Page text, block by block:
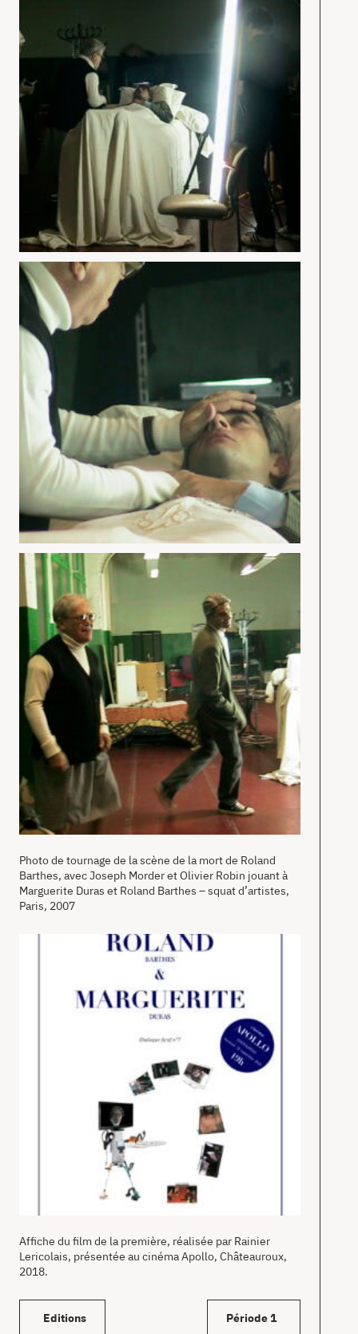
Photo de tournage de la scène de la mort de Roland
Barthes, avec Joseph Morder et Olivier Robin jouant à
Marguerite Duras et Roland Barthes – squat d’artistes,
Paris, 2007
Affiche du film de la première, réalisée par Rainier
Lericolais, présentée au cinéma Apollo, Châteauroux,
2018.
Editions Période 1